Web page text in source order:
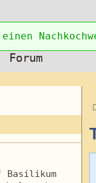
Forum
Basilikum